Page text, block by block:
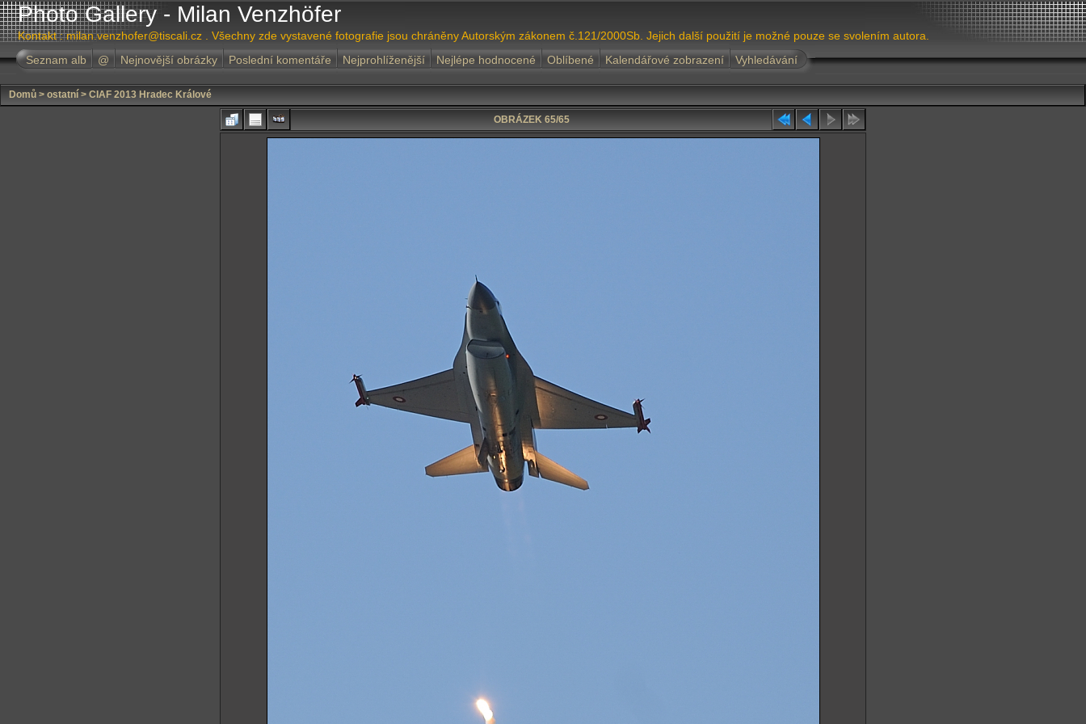
Photo Gallery - Milan Venzhöfer
Kontakt : milan.venzhofer@tiscali.cz . Všechny zde vystavené fotografie jsou chráněny Autorským zákonem č.121/2000Sb. Jejich další použití je možné pouze se svolením autora.
Seznam alb
@ Nejnovější obrázky Poslední komentáře Nejprohlíženější Nejlépe hodnocené Oblíbené Kalendářové zobrazení Vyhledávání
Domů > ostatní > CIAF 2013 Hradec Králové
OBRÁZEK 65/65